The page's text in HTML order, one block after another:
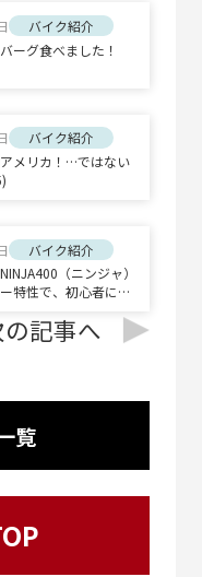
バイク紹介
ーグ食べました！
バイク紹介
メリカ！…ではない
バイク紹介
（ニンジャ）
特性で、初心者にも
覧
記事へ